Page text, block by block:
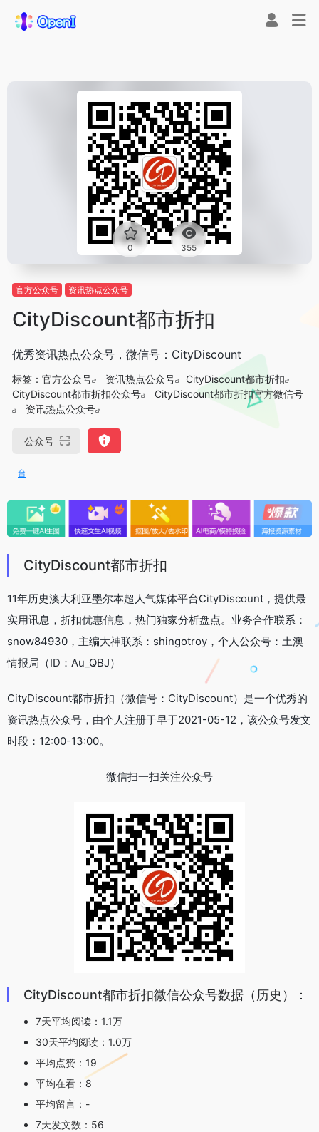
0 355
官方公众号 资讯热点公众号
CityDiscount都市折扣
优秀资讯热点公众号，微信号：CityDiscount
标签： 官方公众号 资讯热点公众号
CityDiscount都市折扣
CityDiscount都市折扣公众号
CityDiscount都市折扣官方微信号
资讯热点公众号
公众号
CityDiscount都市折扣
11年历史澳大利亚墨尔本超人气媒体平台CityDiscount，提供最
实用讯息，折扣优惠信息，热门独家分析盘点。业务合作联系：
snow84930，主编大神联系：shingotroy，个人公众号：土澳
情报局（ID：Au_QBJ）
CityDiscount都市折扣（微信号：CityDiscount）是一个优秀的
资讯热点公众号，由个人注册于早于2021-05-12，该公众号发文
时段：12:00-13:00。
微信扫一扫关注公众号
CityDiscount都市折扣微信公众号数据（历史）：
7天平均阅读：1.1万
30天平均阅读：1.0万
平均点赞：19
平均在看：8
平均留言：-
7天发文数：56